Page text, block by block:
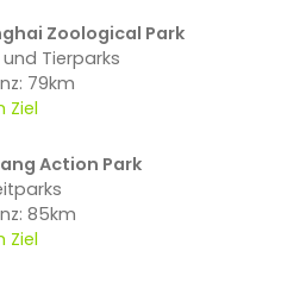
Zoological Park
Tierparks
79km
Ziel
Action Park
85km
Ziel